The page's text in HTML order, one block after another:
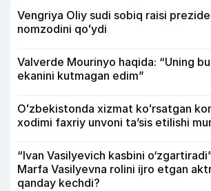
Vengriya Oliy sudi sobiq raisi
nomzodini qoʻydi
Valverde Mourinyo haqida: “Uning
ekanini kutmagan edim”
Oʻzbekistonda xizmat koʻrsatgan
xodimi faxriy unvoni taʼsis etilishi
“Ivan Vasilyevich kasbini
Marfa Vasilyevna rolini ijro etgan
qanday kechdi?